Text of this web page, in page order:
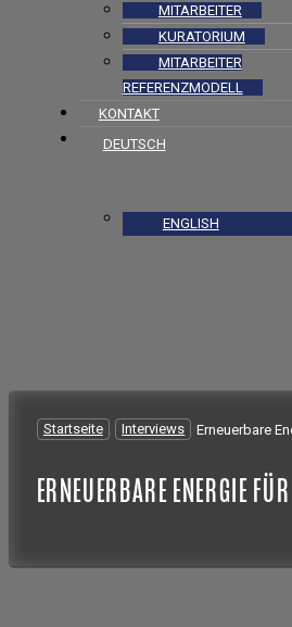
MITARBEITER
KURATORIUM
MITARBEITER
REFERENZMODELL
KONTAKT
DEUTSCH
ENGLISH
Startseite / Interviews /Erneuerbare
ERNEUERBARE ENERGIE